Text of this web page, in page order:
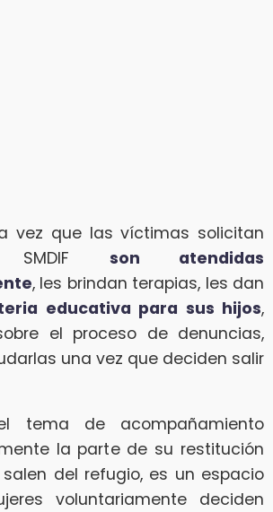
vez que las víctimas solicitan
son atendidas
, les brindan terapias, les dan
educativa para sus hijos,
el proceso de denuncias,
una vez que deciden salir
tema de acompañamiento
la parte de su restitución
del refugio, es un espacio
voluntariamente deciden